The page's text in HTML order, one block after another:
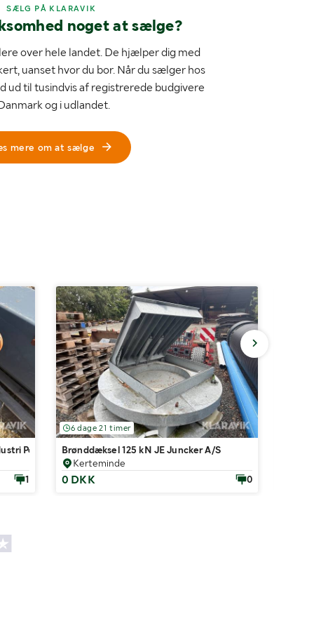
SÆLG PÅ KLARAVIK
noget at sælge?
over hele landet. De hjælper dig med
uanset hvor du bor. Når du sælger hos
ud til tusindvis af registrerede budgivere
og i udlandet.
mere om at sælge
Power Tilt 100 til Hydrema
1
6 dage 21 timer
Brønddæksel 125 kN JE Juncker A/S
Kerteminde
0 DKK 0